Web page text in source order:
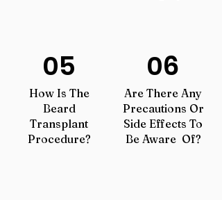
05
How Is The
Beard
Transplant
Procedure?
06
Are There Any
Precautions Or
Side Effects To
Be Aware Of?